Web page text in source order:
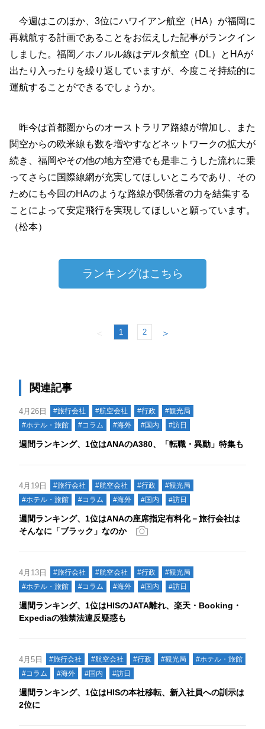
今週はこのほか、3位にハワイアン航空（HA）が福岡に
再就航する計画であることをお伝えした記事がランクイン
しました。福岡／ホノルル線はデルタ航空（DL）とHAが
出たり入ったりを繰り返していますが、今度こそ持続的に
運航することができるでしょうか。
昨今は首都圏からのオーストラリア路線が増加し、また
関空からの欧米線も数を増やすなどネットワークの拡大が
続き、福岡やその他の地方空港でも是非こうした流れに乗
ってさらに国際線網が充実してほしいところであり、その
ためにも今回のHAのような路線が関係者の力を結集する
ことによって安定飛行を実現してほしいと願っています。
（松本）
ランキングはこちら
＜ 1 2 ＞
関連記事
4月26日 #旅行会社 #航空会社 #行政
#観光局
#ホテル・旅館
#コラム #海外 #国内 #訪日
週間ランキング、1位はANAのA380、「転職・異動」特集も
4月19日 #旅行会社 #航空会社 #行政
#観光局
#ホテル・旅館
#コラム #海外 #国内 #訪日
週間ランキング、1位はANAの座席指定有料化－旅行会社は
そんなに「ブラック」なのか
4月13日 #旅行会社 #航空会社 #行政
#観光局
#ホテル・旅館
#コラム #海外 #国内 #訪日
週間ランキング、1位はHISのJATA離れ、楽天・Booking・
Expediaの独禁法違反疑惑も
4月5日 #旅行会社 #航空会社 #行政 #観光局
#ホテル・旅館
#コラム
#海外 #国内 #訪日
週間ランキング、1位はHISの本社移転、新入社員への訓示は
2位に